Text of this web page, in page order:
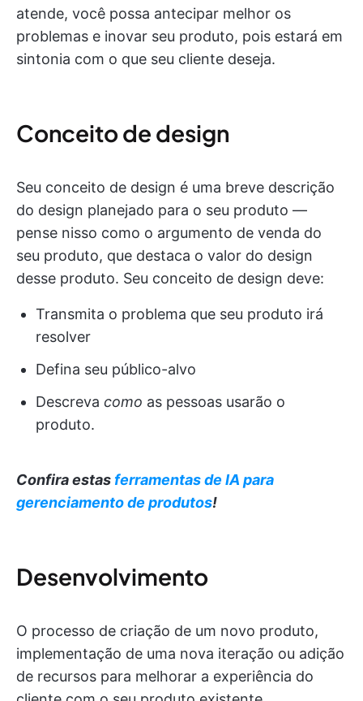
atende, você possa antecipar melhor os
problemas e inovar seu produto, pois estará em
sintonia com o que seu cliente deseja.
Conceito de design
Seu conceito de design é uma breve descrição
do design planejado para o seu produto —
pense nisso como o argumento de venda do
seu produto, que destaca o valor do design
desse produto. Seu conceito de design deve:
Transmita o problema que seu produto irá
resolver
Defina seu público-alvo
Descreva como as pessoas usarão o
produto.
Confira estasferramentas de IA para
gerenciamento de produtos!
Desenvolvimento
O processo de criação de um novo produto,
implementação de uma nova iteração ou adição
de recursos para melhorar a experiência do